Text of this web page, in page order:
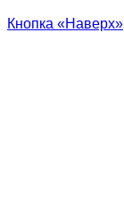
Кнопка «Наверх»